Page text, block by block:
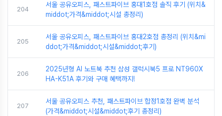
204
서울 공유오피스, 패스트파이브 홍대1호점 솔직 후기 (위치&
middot;가격&middot;시설 총정리)
205
서울 공유오피스, 패스트파이브 홍대2호점 총정리 (위치&mi
ddot;가격&middot;시설&middot;후기)
206
2025년형 AI 노트북 추천 삼성 갤럭시북5 프로 NT960X
HA-K51A 후기와 구매 혜택까지!
207
서울 공유오피스 추천, 패스트파이브 합정1호점 완벽 분석
(가격&middot;시설&middot;후기 총정리)